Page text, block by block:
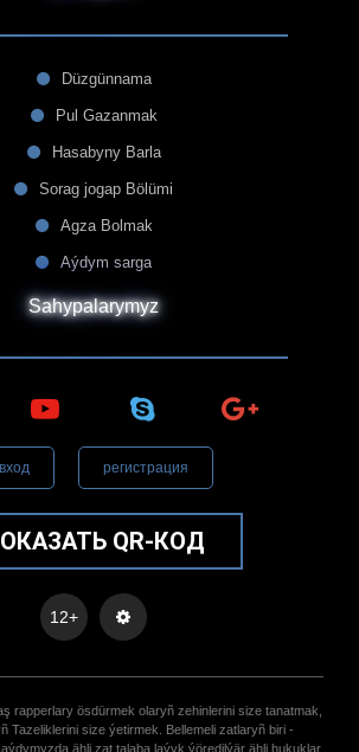
Düzgünnama
Pul Gazanmak
Hasabyny Barla
Sorag jogap Bölümi
Agza Bolmak
Aýdym sarga
Sahypalarymyz
вход регистрация
QR-КОД
12+
rapperlary ösdürmek olaryñ zehinlerini size tanatmak,
Tazeliklerini size ýetirmek. Bellemeli zatlaryñ biri -
ähli zat talaba laýyk ýöredilýär ähli hukuklar